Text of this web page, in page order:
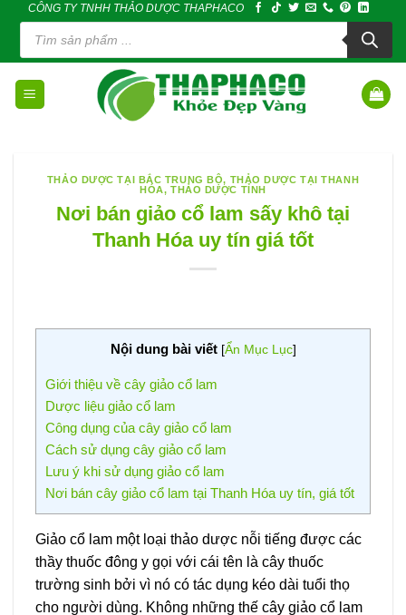
content
CÔNG TY TNHH THẢO DƯỢC THAPHACO
Tìm
kiếm
phẩm
THẢO DƯỢC TẠI BẮC TRUNG BỘ, THẢO DƯỢC TẠI THANH
HÓA, THẢO DƯỢC TỈNH
Nơi bán giảo cổ lam sấy khô tại
Thanh Hóa uy tín giá tốt
Nội dung bài viết [Ẩn Mục Lục]
Giới thiệu về cây giảo cổ lam
Dược liệu giảo cổ lam
Công dụng của cây giảo cổ lam
Cách sử dụng cây giảo cổ lam
Lưu ý khi sử dụng giảo cổ lam
Nơi bán cây giảo cổ lam tại Thanh Hóa uy tín, giá tốt
Giảo cổ lam một loại thảo dược nỗi tiếng được các
thầy thuốc đông y gọi với cái tên là cây thuốc
trường sinh bởi vì nó có tác dụng kéo dài tuổi thọ
cho người dùng. Không những thế cây giảo cổ lam